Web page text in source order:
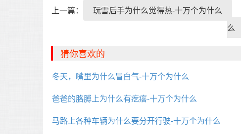
上一篇： 玩雪后手为什么觉得热-十万个为什么
么
猜你喜欢的
冬天，嘴里为什么冒白气-十万个为什么
爸爸的胳膊上为什么有疙瘩-十万个为什么
马路上各种车辆为什么要分开行驶-十万个为什么